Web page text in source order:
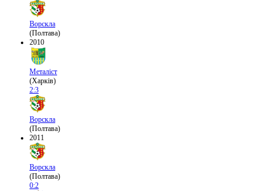
Ворскла
(Полтава)
2010
Металіст
(Харків)
2:3
Ворскла
(Полтава)
2011
Ворскла
(Полтава)
0:2